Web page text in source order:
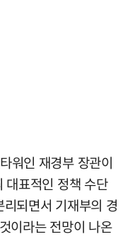
워인 재경부 장관이
대표적인 정책 수단
되면서 기재부의 경
이라는 전망이 나온